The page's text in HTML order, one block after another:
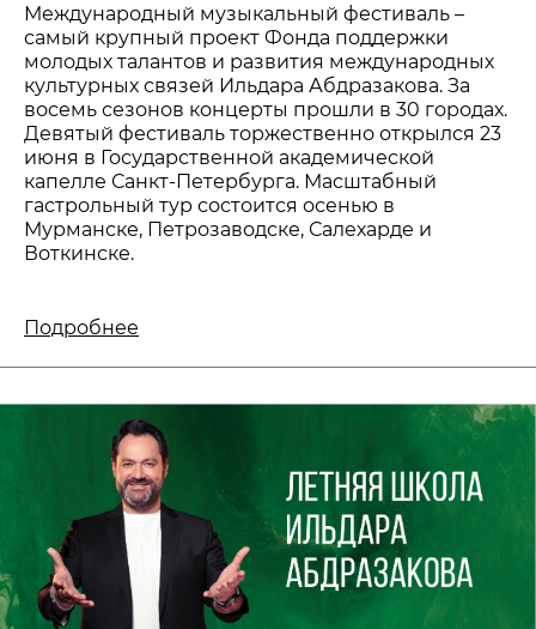
Международный музыкальный фестиваль –
самый крупный проект Фонда поддержки
молодых талантов и развития международных
культурных связей Ильдара Абдразакова. За
восемь сезонов концерты прошли в 30 городах.
Девятый фестиваль торжественно открылся 23
июня в Государственной академической
капелле Санкт-Петербурга. Масштабный
гастрольный тур состоится осенью в
Мурманске, Петрозаводске, Салехарде и
Воткинске.
Подробнее